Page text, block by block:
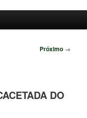
Próximo →
DO